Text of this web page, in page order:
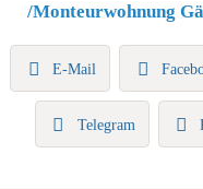
/Monteurwohnung
E-Mail
Telegram